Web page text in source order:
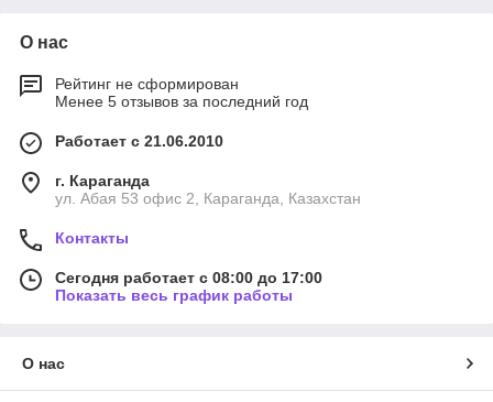
О нас
Рейтинг не сформирован
Менее 5 отзывов за последний год
Работает с 21.06.2010
г. Караганда
ул. Абая 53 офис 2, Караганда, Казахстан
Контакты
Сегодня работает с 08:00 до 17:00
Показать весь график работы
О нас